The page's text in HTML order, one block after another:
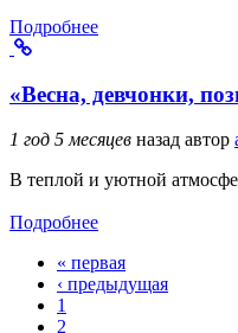
Подробнее
«Весна, девчонки,
1 год 5 месяцев назад автор
В теплой и уютной
Подробнее
Страницы
« первая
‹ предыдущая
1
2